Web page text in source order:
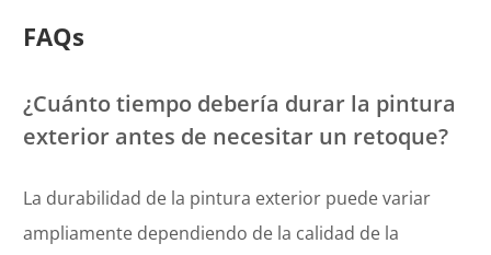
FAQs
¿Cuánto tiempo debería durar la pintura
exterior antes de necesitar un retoque?
La durabilidad de la pintura exterior puede variar
ampliamente dependiendo de la calidad de la